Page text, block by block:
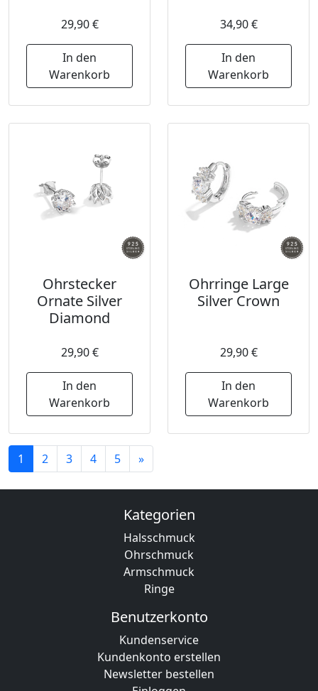
29,90 €
In den
Warenkorb
34,90 €
In den
Warenkorb
Ohrstecker
Ornate Silver
Diamond
29,90 €
In den
Warenkorb
Ohrringe Large
Silver Crown
29,90 €
In den
Warenkorb
1 2 3 4 5 »
Kategorien
Halsschmuck
Ohrschmuck
Armschmuck
Ringe
Benutzerkonto
Kundenservice
Kundenkonto erstellen
Newsletter bestellen